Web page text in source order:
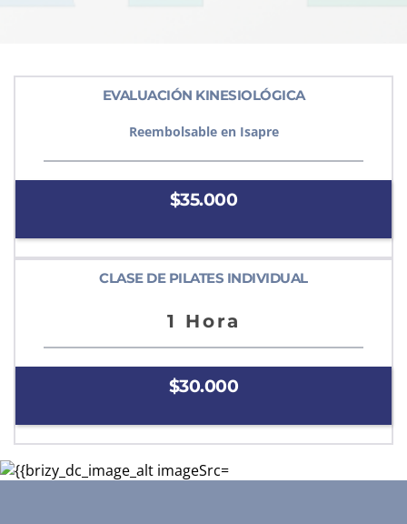
EVALUACIÓN KINESIOLÓGICA
Reembolsable en Isapre
$35.000
CLASE DE PILATES INDIVIDUAL
1 Hora
$30.000